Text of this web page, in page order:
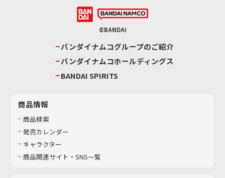
©BANDAI
バンダイナムコグループのご紹介
バンダイナムコホールディングス
BANDAI SPIRITS
商品情報
商品検索
発売カレンダー
キャラクター
商品関連サイト・SNS一覧